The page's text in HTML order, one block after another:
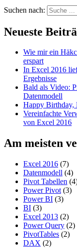
Suchen nach:
Neueste
Wie mir ein
erspart
In Excel 2016
Ergebnisse
Bald als Video:
Datenmodell
Happy Birthday,
Vereinfachte
von Excel 2016
Am meisten
Excel 2016 (7)
Datenmodell (4)
Pivot Tabellen
Power Pivot (3)
Power BI (3)
BI (3)
Excel 2013 (2)
Power Query (2)
PivotTables (2)
DAX (2)